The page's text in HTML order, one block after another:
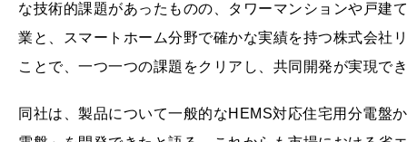
な技術的課題があったものの、タワーマンションや戸建
業と、スマートホーム分野で確かな実績を持つ株式会社
ことで、一つ一つの課題をクリアし、共同開発が実現で
同社は、製品について一般的なHEMS対応住宅用分電盤